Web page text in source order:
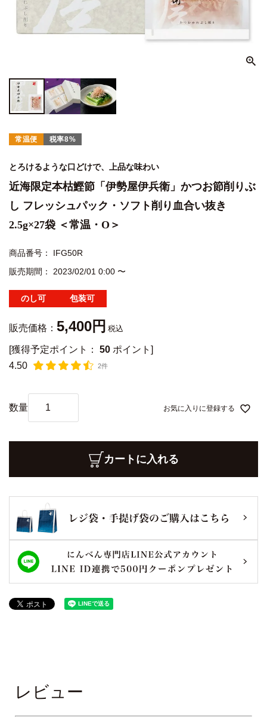
常温便 税率8%
とろけるような口どけで、上品な味わい
近海限定本枯鰹節「伊勢屋伊兵衛」かつお節削りぶ
し フレッシュパック・ソフト削り血合い抜き
2.5g×27袋 ＜常温・O＞
商品番号
IFG50R
販売期間
2023/02/01 0:00 〜
のし可 包装可
販売価格： 5,400 税込
[獲得予定ポイント： 50 ポイント]
4.50
2件
お気に入りに登録する
カートに入れる
レビュー